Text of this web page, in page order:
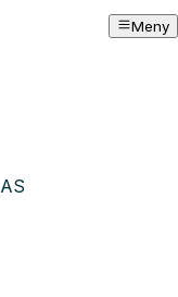
Meny